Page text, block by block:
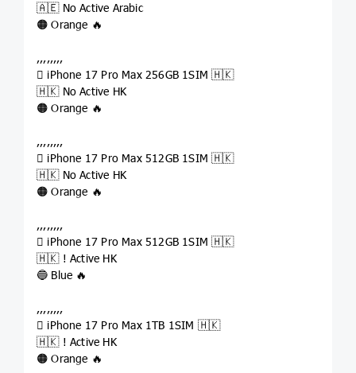
🇦🇪 No Active Arabic
🟠 Orange 🔥
,,,,,,,,
 iPhone 17 Pro Max 256GB 1SIM 🇭🇰
🇭🇰 No Active HK
🟠 Orange 🔥
,,,,,,,,
 iPhone 17 Pro Max 512GB 1SIM 🇭🇰
🇭🇰 No Active HK
🟠 Orange 🔥
,,,,,,,,
 iPhone 17 Pro Max 512GB 1SIM 🇭🇰
🇭🇰 ! Active HK
🔵 Blue 🔥
,,,,,,,,
 iPhone 17 Pro Max 1TB 1SIM 🇭🇰
🇭🇰 ! Active HK
🟠 Orange 🔥